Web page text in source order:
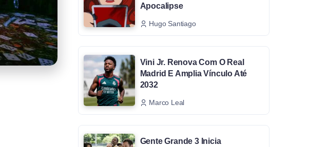
Apocalipse
Hugo Santiago
Vini Jr. Renova Com O Real
Madrid E Amplia Vínculo Até
2032
Marco Leal
Gente Grande 3 Inicia